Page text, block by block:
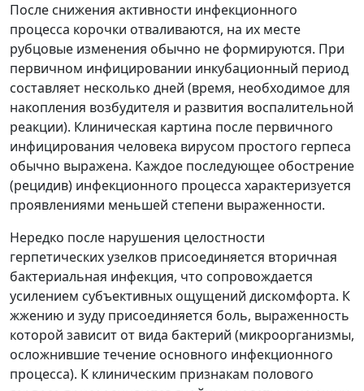
После снижения активности инфекционного
процесса корочки отваливаются, на их месте
рубцовые изменения обычно не формируются. При
первичном инфицировании инкубационный период
составляет несколько дней (время, необходимое для
накопления возбудителя и развития воспалительной
реакции). Клиническая картина после первичного
инфицирования человека вирусом простого герпеса
обычно выражена. Каждое последующее обострение
(рецидив) инфекционного процесса характеризуется
проявлениями меньшей степени выраженности.
Нередко после нарушения целостности
герпетических узелков присоединяется вторичная
бактериальная инфекция, что сопровождается
усилением субъективных ощущений дискомфорта. К
жжению и зуду присоединяется боль, выраженность
которой зависит от вида бактерий (микроорганизмы,
осложнившие течение основного инфекционного
процесса). К клиническим признакам полового